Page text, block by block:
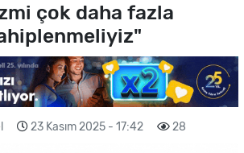
çok daha fazla
23 Kasım 2025 - 17:42 28